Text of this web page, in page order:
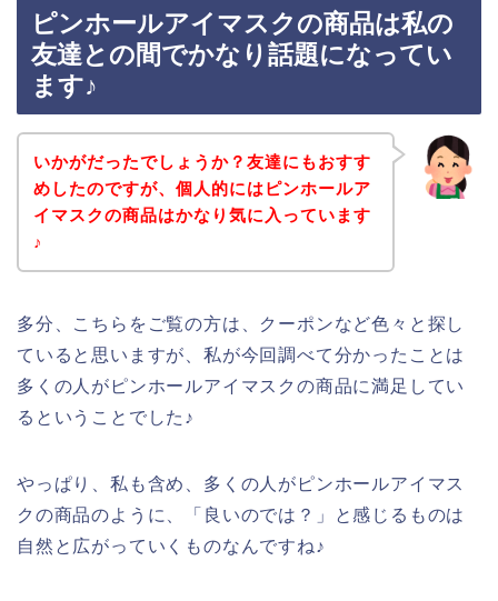
ピンホールアイマスクの商品は私の
友達との間でかなり話題になってい
ます♪
いかがだったでしょうか？友達にもおすす
めしたのですが、個人的にはピンホールア
イマスクの商品はかなり気に入っています
♪
多分、こちらをご覧の方は、クーポンなど色々と探し
ていると思いますが、私が今回調べて分かったことは
多くの人がピンホールアイマスクの商品に満足してい
るということでした♪
やっぱり、私も含め、多くの人がピンホールアイマス
クの商品のように、「良いのでは？」と感じるものは
自然と広がっていくものなんですね♪